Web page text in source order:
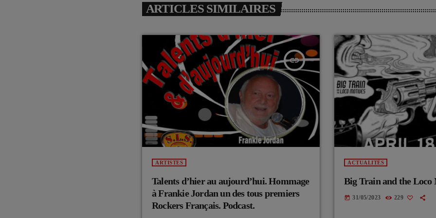
ARTICLES SIMILAIRES
insert_link
ARTISTES
Talents d’hier au aujourd’hui. Hommage
à Frankie Jordan un des tous premiers
Rockers Français. Podcast.
ACTUALITÉS
Big Train and the Loco
today 31/05/2023 229